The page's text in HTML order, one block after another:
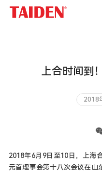
上合时间到
2018
2018年6月9日至10日，上海
元首理事会第十八次会议在山